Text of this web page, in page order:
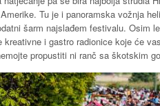
Tu je i panoramska vožnja
šarm najslađem festivalu. Osim
i gastro radionice koje će
propustiti ni ranč sa škotskim